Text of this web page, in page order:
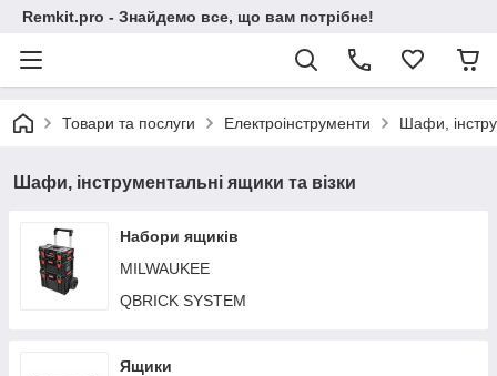
Remkit.pro - Знайдемо все, що вам потрібне!
Товари та послуги Електроінструменти Шафи,
Шафи, інструментальні ящики та візки
Набори ящиків
MILWAUKEE
QBRICK SYSTEM
Ящики